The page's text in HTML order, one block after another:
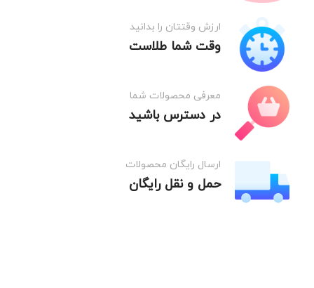
ارزش وقتتان را بدانید
وقت شما طلاست
معرفی محصولات شما
در دسترس باشید
ارسال رایگان محصولات
حمل و نقل رایگان